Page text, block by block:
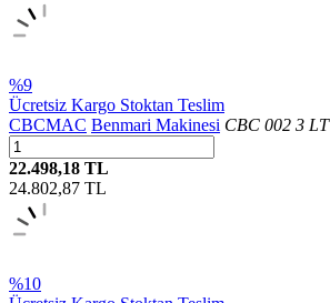
%9
Ücretsiz Kargo Stoktan Teslim
CBCMAC Benmari Makinesi CBC 002 3 LT
22.498,18 TL
24.802,87 TL
%10